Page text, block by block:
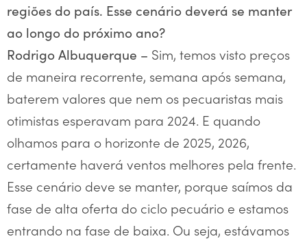
regiões do país. Esse cenário deverá se manter
ao longo do próximo ano?
Rodrigo Albuquerque – Sim, temos visto preços
de maneira recorrente, semana após semana,
baterem valores que nem os pecuaristas mais
otimistas esperavam para 2024. E quando
olhamos para o horizonte de 2025, 2026,
certamente haverá ventos melhores pela frente.
Esse cenário deve se manter, porque saímos da
fase de alta oferta do ciclo pecuário e estamos
entrando na fase de baixa. Ou seja, estávamos